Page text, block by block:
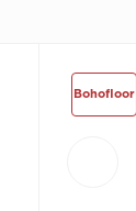
Bohofloor